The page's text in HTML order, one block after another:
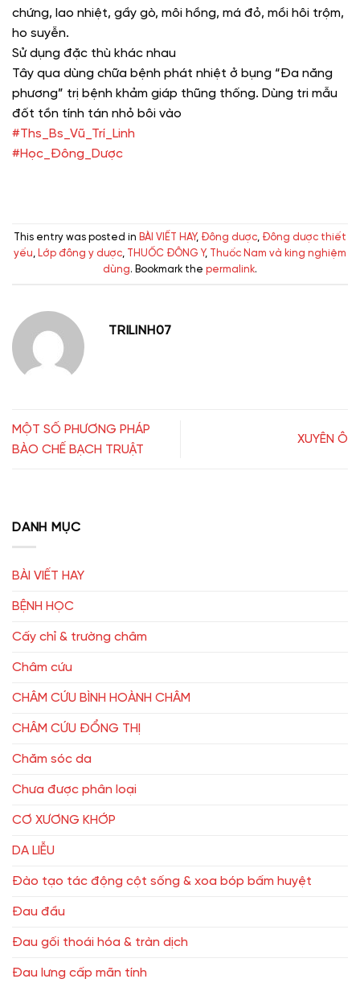
chứng, lao nhiệt, gầy gò, môi hồng, má đỏ, mồi hôi trộm,
ho suyễn.
Sử dụng đặc thù khác nhau
Tây qua dùng chữa bệnh phát nhiệt ở bụng “Đa năng
phương” trị bệnh khảm giáp thũng thống. Dùng tri mẫu
đốt tồn tính tán nhỏ bôi vào
#Ths_Bs_Vũ_Trí_Linh
#Học_Đông_Dược
This entry was posted in BÀI VIẾT HAY, Đông dược, Đông dược thiết
yếu, Lớp đông y dược, THUỐC ĐÔNG Y, Thuốc Nam và king nghiệm
dùng. Bookmark the permalink.
TRILINH07
MỘT SỐ PHƯƠNG PHÁP
BÀO CHẾ BẠCH TRUẬT
XUYÊN Ô
DANH MỤC
BÀI VIẾT HAY
BỆNH HỌC
Cấy chỉ & trường châm
Châm cứu
CHÂM CỨU BÌNH HOÀNH CHÂM
CHÂM CỨU ĐỔNG THỊ
Chăm sóc da
Chưa được phân loại
CƠ XƯƠNG KHỚP
DA LIỄU
Đào tạo tác động cột sống & xoa bóp bấm huyệt
Đau đầu
Đau gối thoái hóa & tràn dịch
Đau lưng cấp mãn tính